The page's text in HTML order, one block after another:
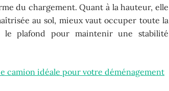
du chargement. Quant à la hauteur, elle
au sol, mieux vaut occuper toute la
le plafond pour maintenir une stabilité
camion idéale pour votre déménagement